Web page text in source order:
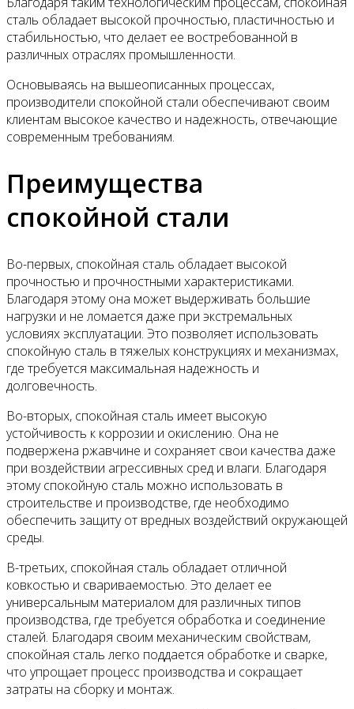
сталь обладает высокой прочностью, пластичностью и
стабильностью, что делает ее востребованной в
различных отраслях промышленности.
Основываясь на вышеописанных процессах,
производители спокойной стали обеспечивают своим
клиентам высокое качество и надежность, отвечающие
современным требованиям.
Преимущества
спокойной стали
Во-первых, спокойная сталь обладает высокой
прочностью и прочностными характеристиками.
Благодаря этому она может выдерживать большие
нагрузки и не ломается даже при экстремальных
условиях эксплуатации. Это позволяет использовать
спокойную сталь в тяжелых конструкциях и механизмах,
где требуется максимальная надежность и
долговечность.
Во-вторых, спокойная сталь имеет высокую
устойчивость к коррозии и окислению. Она не
подвержена ржавчине и сохраняет свои качества даже
при воздействии агрессивных сред и влаги. Благодаря
этому спокойную сталь можно использовать в
строительстве и производстве, где необходимо
обеспечить защиту от вредных воздействий окружающей
среды.
В-третьих, спокойная сталь обладает отличной
ковкостью и свариваемостью. Это делает ее
универсальным материалом для различных типов
производства, где требуется обработка и соединение
сталей. Благодаря своим механическим свойствам,
спокойная сталь легко поддается обработке и сварке,
что упрощает процесс производства и сокращает
затраты на сборку и монтаж.